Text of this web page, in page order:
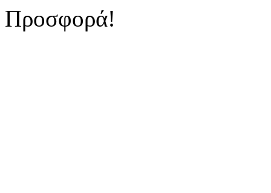
Προσφορά!